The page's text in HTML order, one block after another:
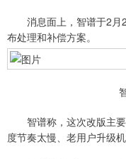
消息面上，智谱于2月
布处理和补偿方案。
智谱称，这次改版主要
度节奏太慢、老用户升级机